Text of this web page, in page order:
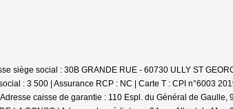
siège social : 30B GRANDE RUE - 60730 ULLY ST
: 3 500 | Assurance RCP : NC | Carte T : CPI n°6003
caisse de garantie : 110 Espl. du Général de